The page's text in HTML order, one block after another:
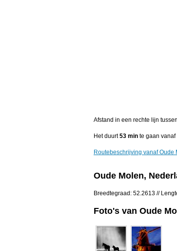
Afstand in een rechte lijn
Het duurt53 min te gaan
Routebeschrijving vanaf Oude
Oude Molen,
Breedtegraad: 52.2613 //
Foto's van Oude